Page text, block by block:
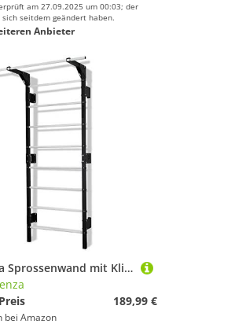
am 27.09.2025 um 00:03; der
sich seitdem geändert haben.
Anbieter
Potenza Sprossenwand mit Klimmzugstange Pull Up Bar Turngeräte Fitness Turnwand Klettergerüst bis 250kg Kletterwand Gym Sportgerät für Erwachsene Heim Turnhalle (Schwarz-Weiß - mit Klimmzugstange)
189,99 €
bei Amazon